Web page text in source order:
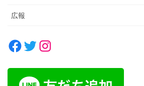
広報
Facebook
TwitterInstagram